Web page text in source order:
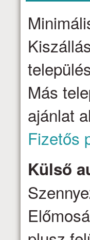
Más
ajánlat
Fizetős
Külső